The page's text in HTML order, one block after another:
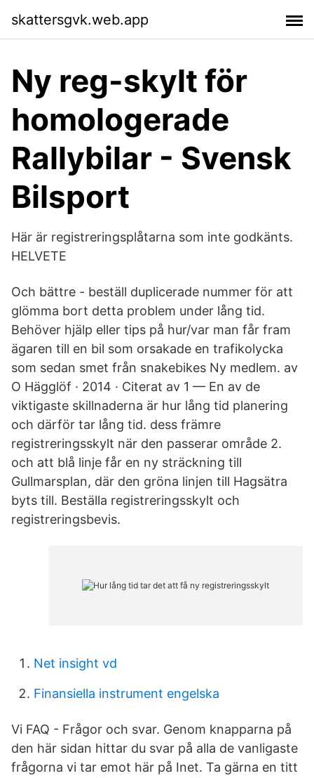
skattersgvk.web.app
Ny reg-skylt för
homologerade
Rallybilar - Svensk
Bilsport
Här är registreringsplåtarna som inte godkänts.
HELVETE
Och bättre - beställ duplicerade nummer för att
glömma bort detta problem under lång tid.
Behöver hjälp eller tips på hur/var man får fram
ägaren till en bil som orsakade en trafikolycka
som sedan smet från snakebikes Ny medlem. av
O Hägglöf · 2014 · Citerat av 1 — En av de
viktigaste skillnaderna är hur lång tid planering
och därför tar lång tid. dess främre
registreringsskylt när den passerar område 2.
och att blå linje får en ny sträckning till
Gullmarsplan, där den gröna linjen till Hagsätra
byts till. Beställa registreringsskylt och
registreringsbevis.
Net insight vd
Finansiella instrument engelska
Vi FAQ - Frågor och svar. Genom knapparna på
den här sidan hittar du svar på alla de vanligaste
frågorna vi tar emot här på Inet. Ta gärna en titt